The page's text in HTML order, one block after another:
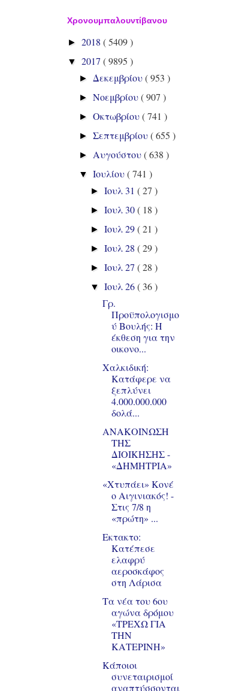
Χρονουμπαλουντίβανου
► 2018 ( 5409 )
▼ 2017 ( 9895 )
► Δεκεμβρίου( 953 )
►Νοεμβρίου( 907 )
►Οκτωβρίου( 741 )
►Σεπτεμβρίου( 655 )
► Αυγούστου( 638 )
▼Ιουλίου( 741 )
►Ιουλ 31( 27 )
►Ιουλ 30( 18 )
►Ιουλ 29( 21 )
►Ιουλ 28( 29 )
►Ιουλ 27( 28 )
▼Ιουλ 26( 36 )
Γρ.
Προϋπολογισμο
ύ Βουλής: Η
έκθεση για την
οικονο...
Χαλκιδική:
Κατάφερε να
ξεπλύνει
4.000.000.000
δολά...
ΑΝΑΚΟΙΝΩΣΗ
ΤΗΣ
ΔΙΟΙΚΗΣΗΣ -
«ΔΗΜΗΤΡΙΑ»
«Χτυπάει» Κονέ
ο Αιγινιακός! -
Στις 7/8 η
«πρώτη» ...
Εκτακτο:
Κατέπεσε
ελαφρύ
αεροσκάφος
στη Λάρισα
Τα νέα του 6ου
αγώνα δρόμου
«ΤΡΕΧΩ ΓΙΑ
ΤΗΝ
ΚΑΤΕΡΙΝΗ»
Κάποιοι
συνεταιρισμοί
αναπτύσσονται